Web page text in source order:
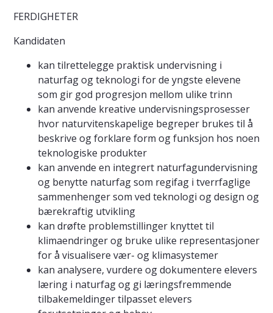
FERDIGHETER
Kandidaten
kan tilrettelegge praktisk undervisning i
naturfag og teknologi for de yngste elevene
som gir god progresjon mellom ulike trinn
kan anvende kreative undervisningsprosesser
hvor naturvitenskapelige begreper brukes til å
beskrive og forklare form og funksjon hos noen
teknologiske produkter
kan anvende en integrert naturfagundervisning
og benytte naturfag som regifag i tverrfaglige
sammenhenger som ved teknologi og design og
bærekraftig utvikling
kan drøfte problemstillinger knyttet til
klimaendringer og bruke ulike representasjoner
for å visualisere vær- og klimasystemer
kan analysere, vurdere og dokumentere elevers
læring i naturfag og gi læringsfremmende
tilbakemeldinger tilpasset elevers